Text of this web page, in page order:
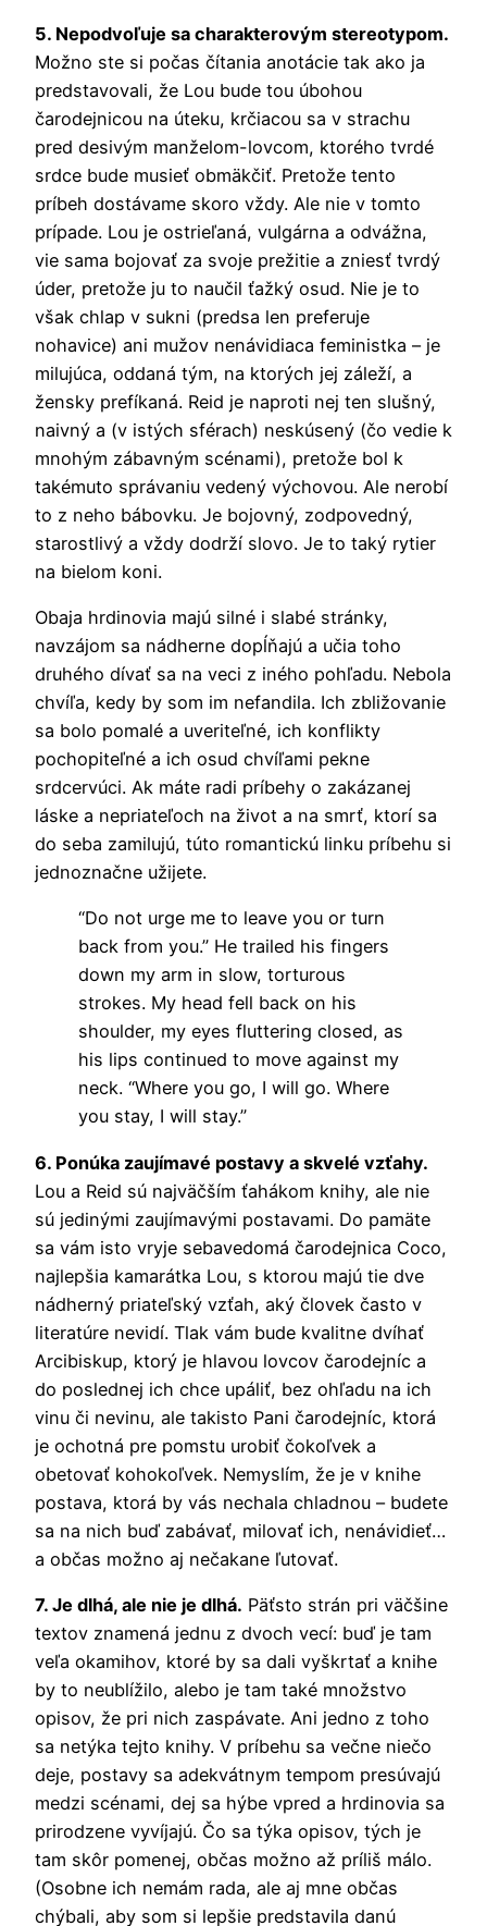
5. Nepodvoľuje sa charakterovým stereotypom.
Možno ste si počas čítania anotácie tak ako ja
predstavovali, že Lou bude tou úbohou
čarodejnicou na úteku, krčiacou sa v strachu
pred desivým manželom-lovcom, ktorého tvrdé
srdce bude musieť obmäkčiť. Pretože tento
príbeh dostávame skoro vždy. Ale nie v tomto
prípade. Lou je ostrieľaná, vulgárna a odvážna,
vie sama bojovať za svoje prežitie a zniesť tvrdý
úder, pretože ju to naučil ťažký osud. Nie je to
však chlap v sukni (predsa len preferuje
nohavice) ani mužov nenávidiaca feministka – je
milujúca, oddaná tým, na ktorých jej záleží, a
žensky prefíkaná. Reid je naproti nej ten slušný,
naivný a (v istých sférach) neskúsený (čo vedie k
mnohým zábavným scénami), pretože bol k
takémuto správaniu vedený výchovou. Ale nerobí
to z neho bábovku. Je bojovný, zodpovedný,
starostlivý a vždy dodrží slovo. Je to taký rytier
na bielom koni.
Obaja hrdinovia majú silné i slabé stránky,
navzájom sa nádherne dopĺňajú a učia toho
druhého dívať sa na veci z iného pohľadu. Nebola
chvíľa, kedy by som im nefandila. Ich zbližovanie
sa bolo pomalé a uveriteľné, ich konflikty
pochopiteľné a ich osud chvíľami pekne
srdcervúci. Ak máte radi príbehy o zakázanej
láske a nepriateľoch na život a na smrť, ktorí sa
do seba zamilujú, túto romantickú linku príbehu si
jednoznačne užijete.
“Do not urge me to leave you or turn
back from you.” He trailed his fingers
down my arm in slow, torturous
strokes. My head fell back on his
shoulder, my eyes fluttering closed, as
his lips continued to move against my
neck. “Where you go, I will go. Where
you stay, I will stay.”
6. Ponúka zaujímavé postavy a skvelé vzťahy.
Lou a Reid sú najväčším ťahákom knihy, ale nie
sú jedinými zaujímavými postavami. Do pamäte
sa vám isto vryje sebavedomá čarodejnica Coco,
najlepšia kamarátka Lou, s ktorou majú tie dve
nádherný priateľský vzťah, aký človek často v
literatúre nevidí. Tlak vám bude kvalitne dvíhať
Arcibiskup, ktorý je hlavou lovcov čarodejníc a
do poslednej ich chce upáliť, bez ohľadu na ich
vinu či nevinu, ale takisto Pani čarodejníc, ktorá
je ochotná pre pomstu urobiť čokoľvek a
obetovať kohokoľvek. Nemyslím, že je v knihe
postava, ktorá by vás nechala chladnou – budete
sa na nich buď zabávať, milovať ich, nenávidieť…
a občas možno aj nečakane ľutovať.
7. Je dlhá, ale nie je dlhá. Päťsto strán pri väčšine
textov znamená jednu z dvoch vecí: buď je tam
veľa okamihov, ktoré by sa dali vyškrtať a knihe
by to neublížilo, alebo je tam také množstvo
opisov, že pri nich zaspávate. Ani jedno z toho
sa netýka tejto knihy. V príbehu sa večne niečo
deje, postavy sa adekvátnym tempom presúvajú
medzi scénami, dej sa hýbe vpred a hrdinovia sa
prirodzene vyvíjajú. Čo sa týka opisov, tých je
tam skôr pomenej, občas možno až príliš málo.
(Osobne ich nemám rada, ale aj mne občas
chýbali, aby som si lepšie predstavila danú